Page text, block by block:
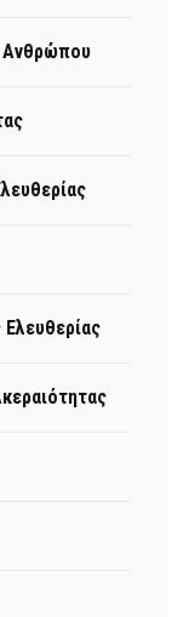
Ανθρώπου